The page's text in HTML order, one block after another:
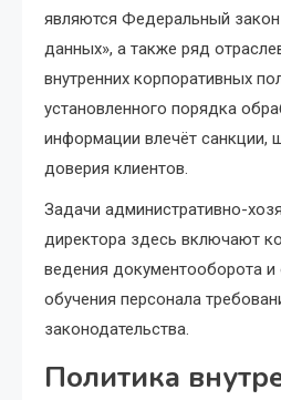
являются Федеральный
данных», а также ряд
внутренних корпоративных
установленного порядка
информации влечёт санкции,
доверия клиентов.
Задачи административно-
директора здесь включают
ведения документооборота и
обучения персонала
законодательства.
Политика